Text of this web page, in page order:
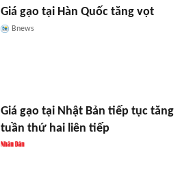
Giá gạo tại Hàn Quốc tăng vọt
Bnews
Giá gạo tại Nhật Bản tiếp tục tăng
tuần thứ hai liên tiếp